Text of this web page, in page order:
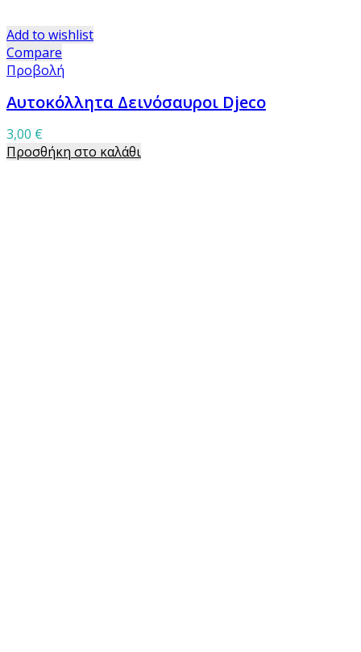
Add to wishlist
Compare
Προβολή
Αυτοκόλλητα Δεινόσαυροι Djeco
3,00 €
Προσθήκη στο καλάθι